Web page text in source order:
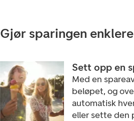
Gjør sparingen enklere
Sett opp en
Med en
beløpet, og
automatisk
eller sette den